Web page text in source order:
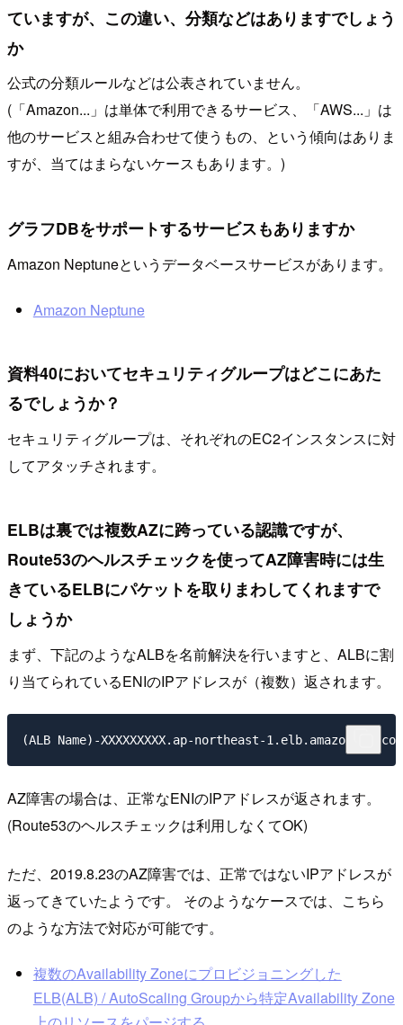
ていますが、この違い、分類などはありますでしょう
か
公式の分類ルールなどは公表されていません。
(「Amazon...」は単体で利用できるサービス、「AWS...」は
他のサービスと組み合わせて使うもの、という傾向はありま
すが、当てはまらないケースもあります。)
グラフDBをサポートするサービスもありますか
Amazon Neptuneというデータベースサービスがあります。
Amazon Neptune
資料40においてセキュリティグループはどこにあた
るでしょうか？
セキュリティグループは、それぞれのEC2インスタンスに対
してアタッチされます。
ELBは裏では複数AZに跨っている認識ですが、
Route53のヘルスチェックを使ってAZ障害時には生
きているELBにパケットを取りまわしてくれますで
しょうか
まず、下記のようなALBを名前解決を行いますと、ALBに割
り当てられているENIのIPアドレスが（複数）返されます。
AZ障害の場合は、正常なENIのIPアドレスが返されます。
(Route53のヘルスチェックは利用しなくてOK)
ただ、2019.8.23のAZ障害では、正常ではないIPアドレスが
返ってきていたようです。 そのようなケースでは、こちら
のような方法で対応が可能です。
複数のAvailability Zoneにプロビジョニングした
ELB(ALB) / AutoScaling Groupから特定Availability Zone